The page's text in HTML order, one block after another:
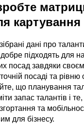
картування
дані про
добре підходять для
посад завдяки
посаді та
що планування
запас талантів і те,
та
для бізнесу.